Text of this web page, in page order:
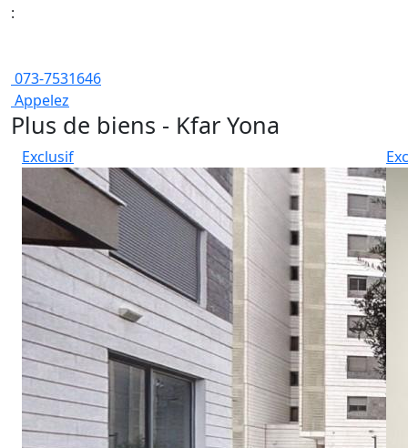
:
073-7531646
Appelez
Plus de biens - Kfar Yona
Exclusif